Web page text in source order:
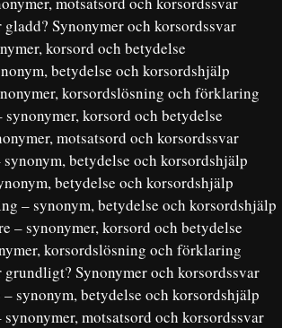
gladd? Synonymer och korsordssvar
korsord och betydelse
betydelse och korsordshjälp
korsordslösning och förklaring
synonymer, korsord och betydelse
motsatsord och korsordssvar
betydelse och korsordshjälp
betydelse och korsordshjälp
– synonym, betydelse och korsordshjälp
– synonymer, korsord och betydelse
korsordslösning och förklaring
grundligt? Synonymer och korsordssvar
synonym, betydelse och korsordshjälp
motsatsord och korsordssvar